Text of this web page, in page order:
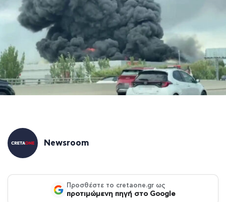
Newsroom
Προσθέστε το cretaone.gr ως
προτιμώμενη πηγή στο Google